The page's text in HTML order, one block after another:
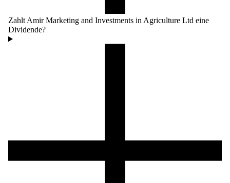
Zahlt Amir Marketing and Investments in Agriculture Ltd eine
Dividende?